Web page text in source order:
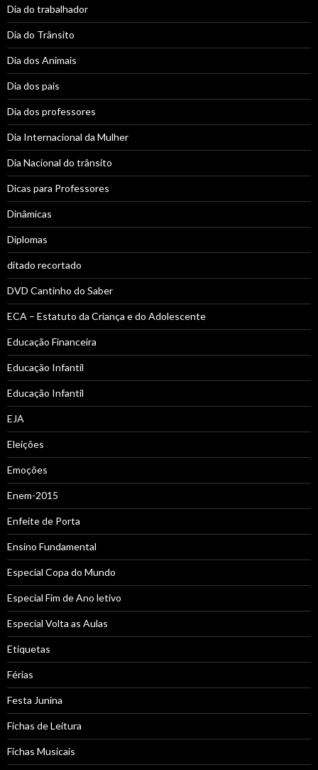
Dia do trabalhador
Dia do Trânsito
Dia dos Animais
Dia dos pais
Dia dos professores
Dia Internacional da Mulher
Dia Nacional do trânsito
Dicas para Professores
Dinâmicas
Diplomas
ditado recortado
DVD Cantinho do Saber
ECA – Estatuto da Criança e do Adolescente
Educação Financeira
Educação Infantil
Educação Infantil
EJA
Eleições
Emoções
Enem-2015
Enfeite de Porta
Ensino Fundamental
Especial Copa do Mundo
Especial Fim de Ano letivo
Especial Volta as Aulas
Etiquetas
Férias
Festa Junina
Fichas de Leitura
Fichas Musicais